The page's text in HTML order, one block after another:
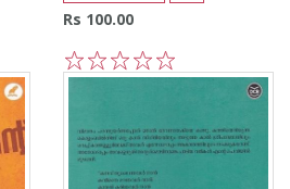
Rs 100.00
5
4
3
2
1